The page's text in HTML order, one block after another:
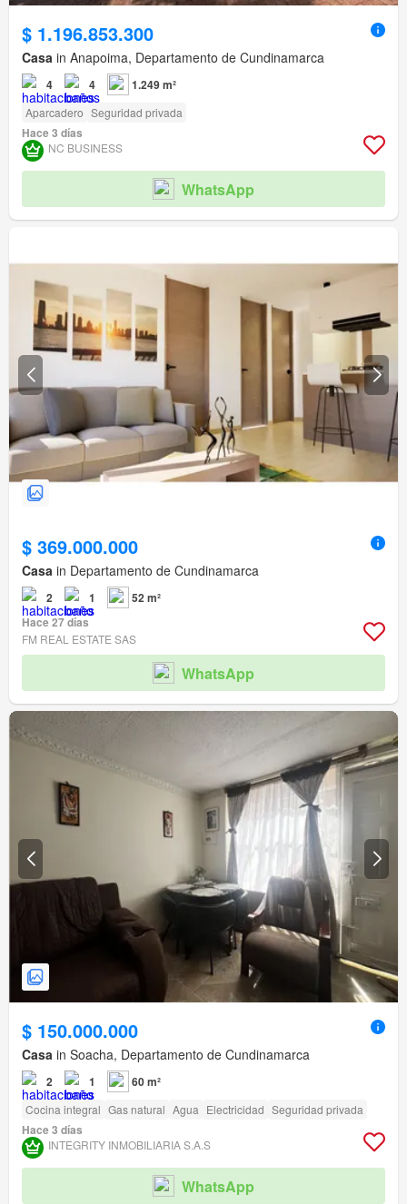
$ 1.196.853.300
Casa in Anapoima, Departamento de Cundinamarca
4 4 1.249 m²
Aparcadero Seguridad privada
Hace 3 días
NC BUSINESS
WhatsApp
$ 369.000.000
Casa in Departamento de Cundinamarca
2 1
52 m²
Hace 27 días
FM REAL ESTATE SAS
WhatsApp
$ 150.000.000
Casa in Soacha, Departamento de Cundinamarca
2 1 60 m²
Cocina integral Gas natural Agua Electricidad Seguridad privada
Hace 3 días
INTEGRITY INMOBILIARIA S.A.S
WhatsApp